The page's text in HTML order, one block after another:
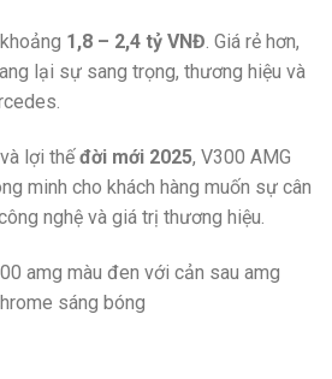
1,8 – 2,4 tỷ VNĐ. Giá rẻ hơn,
lại sự sang trọng, thương hiệu và
lợi thế đời mới 2025, V300 AMG
minh cho khách hàng muốn sự cân
nghệ và giá trị thương hiệu.